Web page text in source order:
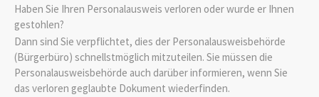
Haben Sie Ihren Personalausweis verloren oder wurde er Ihnen
gestohlen?
Dann sind Sie verpflichtet, dies der Personalausweisbehörde
(Bürgerbüro) schnellstmöglich mitzuteilen. Sie müssen die
Personalausweisbehörde auch darüber informieren, wenn Sie
das verloren geglaubte Dokument wiederfinden.